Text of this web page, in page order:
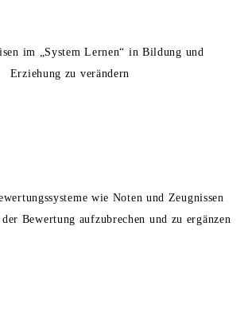
im „System Lernen“ in Bildung und
Erziehung zu verändern
wie Noten und Zeugnissen
Bewertung aufzubrechen und zu ergänzen